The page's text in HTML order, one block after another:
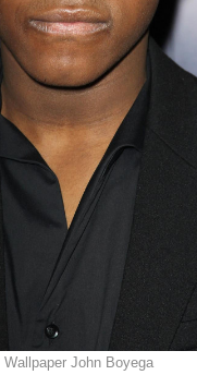
Wallpaper John Boyega